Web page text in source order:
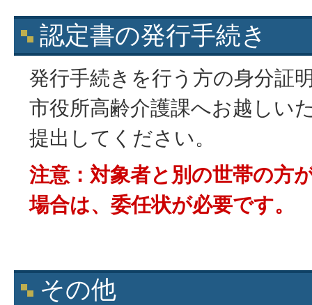
認定書の発行手続き
発行手続きを行う方の身分証
市役所高齢介護課へお越しい
提出してください。
注意：対象者と別の世帯の方
場合は、委任状が必要です。
その他